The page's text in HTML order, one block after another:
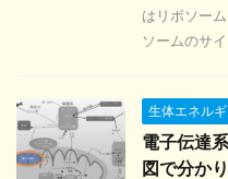
はリボソー
ソームのサ
生体エネル
電子伝達
図で分か